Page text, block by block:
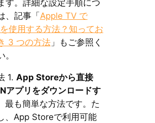
す。詳細な設定手順につ
、記事「 Apple TV で
使用する方法？知ってお
3 つの方法」もご参照く
。
1. App Storeから直接
アプリをダウンロードす
最も簡単な方法です。た
、App Storeで利用可能